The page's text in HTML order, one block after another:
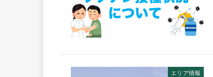
エリア情報